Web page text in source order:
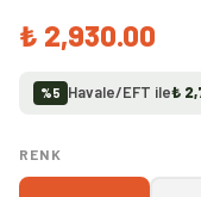
₺ 2,930.00
%5 Havale/EFT ile₺
RENK